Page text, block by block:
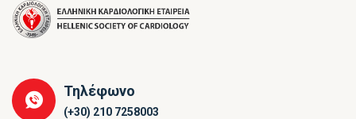
Τηλέφωνο
(+30) 210 7258003